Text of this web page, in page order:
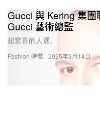
Fashion 時裝
Gucci 與 Kering 集
Gucci 藝術總監
超驚喜的人選。
2025年3月14日